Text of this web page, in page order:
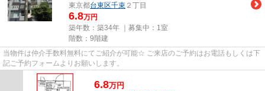
東京都台東区千束 ２丁目
6.8万円
築年数：築34年 ｜募集中： 1室
階数：9階建
当物件は仲介手数料無料にてご紹介が可能☆ ご来店のご予約はお電話もしくは下
記ご予約フォームよりお願いします。
6.8万円